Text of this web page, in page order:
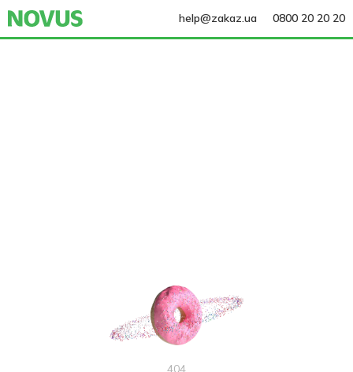
help@zakaz.ua 0800 20 20 20
404